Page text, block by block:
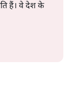
हैं। वे देश के